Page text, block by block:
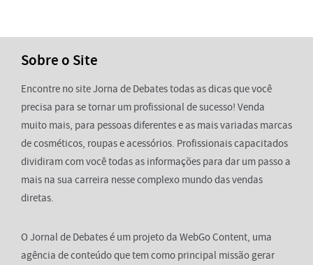
Sobre o Site
Encontre no site Jorna de Debates todas as dicas que você
precisa para se tornar um profissional de sucesso! Venda
muito mais, para pessoas diferentes e as mais variadas marcas
de cosméticos, roupas e acessórios. Profissionais capacitados
dividiram com você todas as informações para dar um passo a
mais na sua carreira nesse complexo mundo das vendas
diretas.
O Jornal de Debates é um projeto da WebGo Content, uma
agência de conteúdo que tem como principal missão gerar